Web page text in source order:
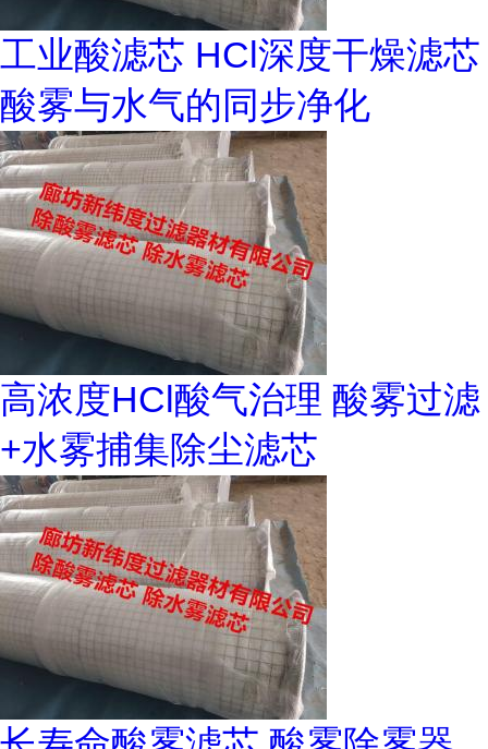
工业酸滤芯 HCl深度干燥滤芯
酸雾与水气的同步净化
高浓度HCl酸气治理 酸雾过滤
+水雾捕集除尘滤芯